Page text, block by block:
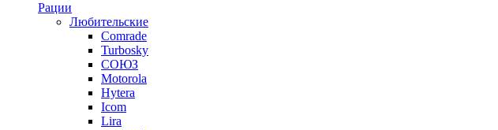
Рации
Любительские
Comrade
Turbosky
СОЮЗ
Motorola
Hytera
Icom
Lira